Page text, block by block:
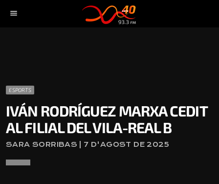
menu
ESPORTS
IVÁN RODRÍGUEZ MARXA CEDIT
AL FILIAL DEL VILA-REAL B
SARA SORRIBAS | 7 D'AGOST DE 2025